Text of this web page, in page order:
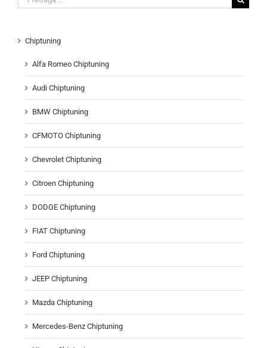
for:
Chiptuning
Alfa Romeo Chiptuning
Audi Chiptuning
BMW Chiptuning
CFMOTO Chiptuning
Chevrolet Chiptuning
Citroen Chiptuning
DODGE Chiptuning
FIAT Chiptuning
Ford Chiptuning
JEEP Chiptuning
Mazda Chiptuning
Mercedes-Benz Chiptuning